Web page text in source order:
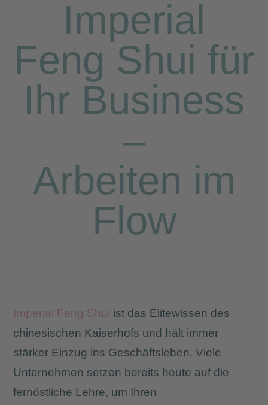
Imperial
Feng Shui für
Ihr Business
–
Arbeiten im
Flow
Imperial Feng Shui ist das Elitewissen des
chinesischen Kaiserhofs und hält immer
stärker Einzug ins Geschäfts­leben. Viele
Unternehmen setzen bereits heute auf die
fernöstliche Lehre, um Ihren